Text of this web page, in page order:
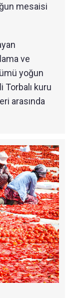
mesaisi
ve
yoğun
kuru
arasında